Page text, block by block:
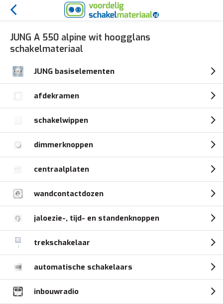
JUNG A 550 alpine wit hoogglans
schakelmateriaal
JUNG basiselementen
afdekramen
schakelwippen
dimmerknoppen
centraalplaten
wandcontactdozen
jaloezie-, tijd- en standenknoppen
trekschakelaar
automatische schakelaars
inbouwradio